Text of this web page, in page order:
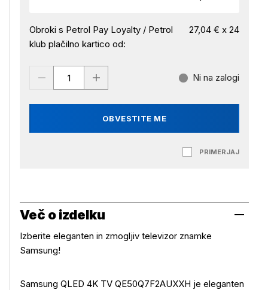
Obroki s Petrol Pay Loyalty / Petrol
klub plačilno kartico od:
27,04 € x 24
OBVESTITE ME
Ni na zalogi
PRIMERJAJ
Več o izdelku
Izberite eleganten in zmogljiv televizor znamke
Samsung!
Samsung QLED 4K TV QE50Q7F2AUXXH je eleganten